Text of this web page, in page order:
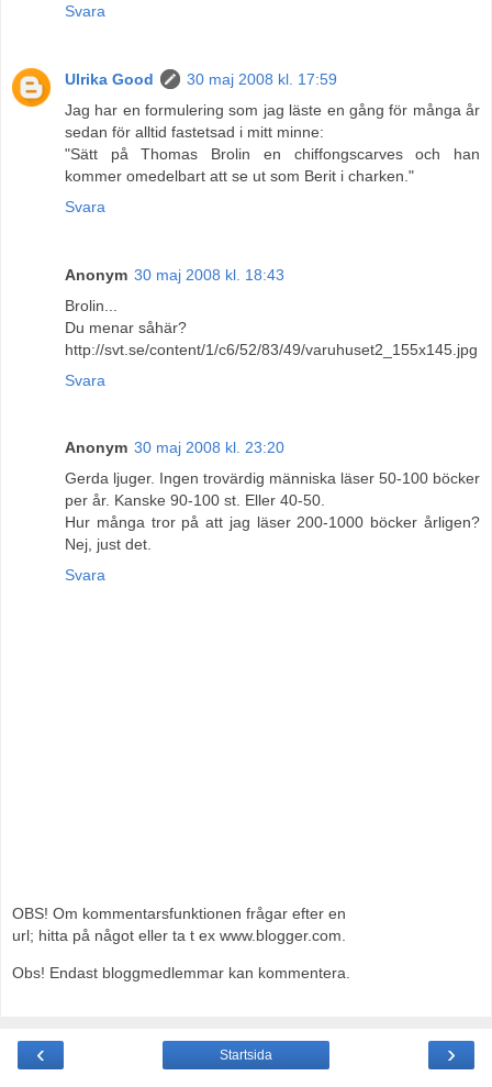
Svara
Ulrika Good
30 maj 2008 kl. 17:59
Jag har en formulering som jag läste en gång för många år
sedan för alltid fastetsad i mitt minne:
"Sätt på Thomas Brolin en chiffongscarves och han
kommer omedelbart att se ut som Berit i charken."
Svara
Anonym 30 maj 2008 kl. 18:43
Brolin...
Du menar såhär?
http://svt.se/content/1/c6/52/83/49/varuhuset2_155x145.jpg
Svara
Anonym 30 maj 2008 kl. 23:20
Gerda ljuger. Ingen trovärdig människa läser 50-100 böcker
per år. Kanske 90-100 st. Eller 40-50.
Hur många tror på att jag läser 200-1000 böcker årligen?
Nej, just det.
Svara
OBS! Om kommentarsfunktionen frågar efter en
url; hitta på något eller ta t ex www.blogger.com.
Obs! Endast bloggmedlemmar kan kommentera.
‹ ›
Startsida